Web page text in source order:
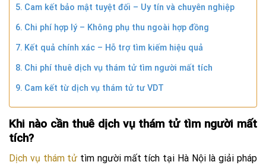
Cam kết bảo mật tuyệt đối – Uy tín và chuyên nghiệp
Chi phí hợp lý – Không phụ thu ngoài hợp đồng
Kết quả chính xác – Hỗ trợ tìm kiếm hiệu quả
Chi phí thuê dịch vụ thám tử tìm người mất tích
Cam kết từ dịch vụ thám tử tư VDT
Khi nào cần thuê dịch vụ thám tử tìm người mất
tích?
Dịch vụ thám tử tìm người mất tích tại Hà Nội là giải pháp